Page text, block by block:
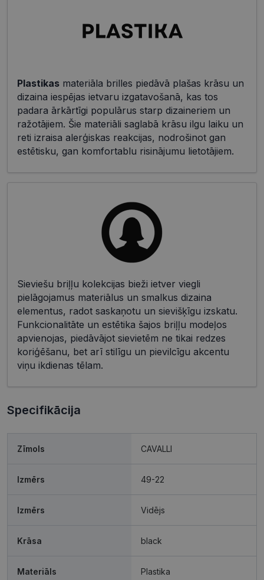
Plastikas materiāla brilles piedāvā plašas krāsu un
dizaina iespējas ietvaru izgatavošanā, kas tos
padara ārkārtīgi populārus starp dizaineriem un
ražotājiem. Šie materiāli saglabā krāsu ilgu laiku un
reti izraisa alerģiskas reakcijas, nodrošinot gan
estētisku, gan komfortablu risinājumu lietotājiem.
Sieviešu briļļu kolekcijas bieži ietver viegli
pielāgojamus materiālus un smalkus dizaina
elementus, radot saskaņotu un sievišķīgu izskatu.
Funkcionalitāte un estētika šajos briļļu modeļos
apvienojas, piedāvājot sievietēm ne tikai redzes
koriģēšanu, bet arī stilīgu un pievilcīgu akcentu
viņu ikdienas tēlam.
Specifikācija
Zīmols CAVALLI
Izmērs 49-22
Izmērs Vidējs
Krāsa black
Materiāls Plastika